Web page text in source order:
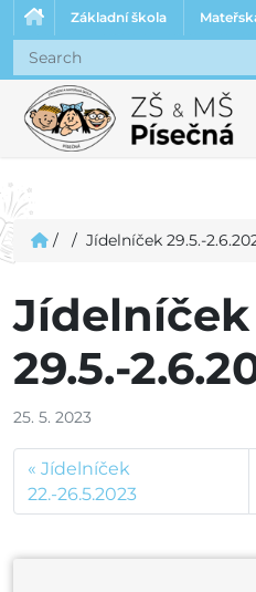
Základní škola
/ / Jídelníček 29.5.-
Jídelníček
29.5.-
25. 5. 2023
Jídelníček
22.-26.5.2023